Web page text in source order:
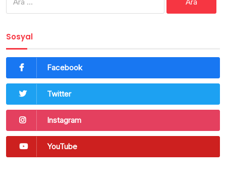
Sosyal
Facebook
Twitter
Instagram
YouTube